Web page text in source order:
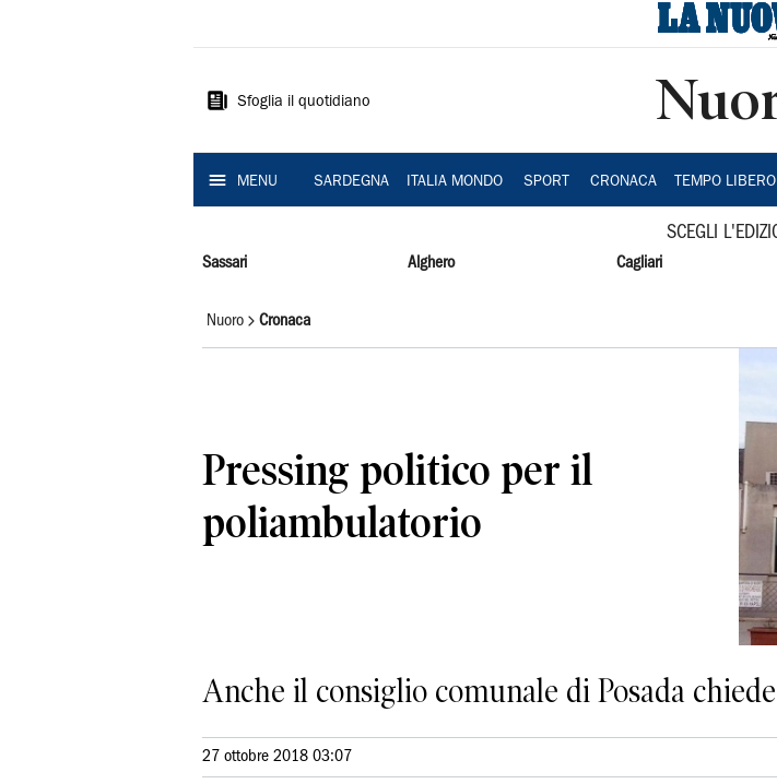
Sardegna
Sfoglia il quotidiano
MENU SARDEGNA ITALIA MONDO SPORT CRONACA TEMPO LIBERO
SCEGLI
Sassari Alghero Cagliari
Nuoro Cronaca
Pressing politico per il
poliambulatorio
Anche il consiglio comunale di Posada
27 ottobre 2018 03:07